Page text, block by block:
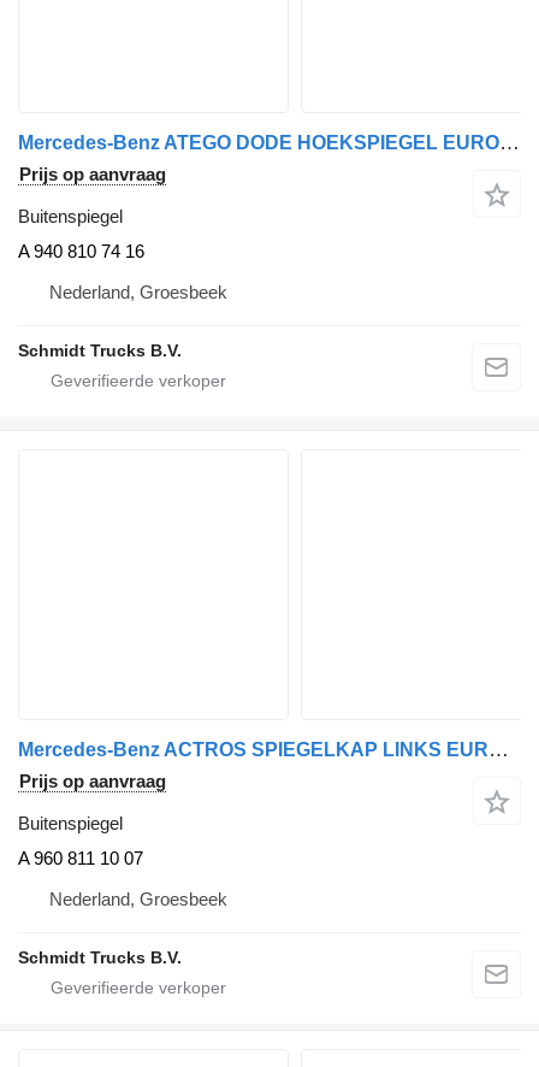
Mercedes-Benz ATEGO DODE HOEKSPIEGEL EURO 6 A 940 810 74 16 buitenspiegel voor vrachtwagen
Prijs op aanvraag
Buitenspiegel
A 940 810 74 16
Nederland, Groesbeek
Schmidt Trucks B.V.
Mercedes-Benz ACTROS SPIEGELKAP LINKS EURO 6 NIEUW! A 960 811 10 07 buitenspiegel voor vrachtwagen
Prijs op aanvraag
Buitenspiegel
A 960 811 10 07
Nederland, Groesbeek
Schmidt Trucks B.V.